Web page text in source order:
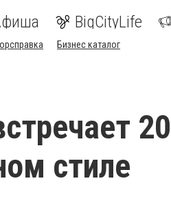
BigCityLife
Бизнес каталог
стиле